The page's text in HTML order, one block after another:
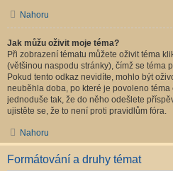
Nahoru
Jak můžu oživit moje téma?
Při zobrazení tématu můžete oživit téma
(většinou naspodu stránky), čímž se téma
Pokud tento odkaz nevidíte, mohlo být
neuběhla doba, po které je povoleno téma
jednoduše tak, že do něho odešlete
ujistěte se, že to není proti pravidlům fóra.
Nahoru
Formátování a druhy témat